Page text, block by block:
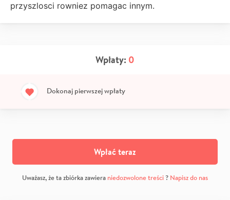
przyszlosci rowniez pomagac innym.
Wpłaty: 0
Dokonaj pierwszej wpłaty
Wpłać teraz
Uważasz, że ta zbiórka zawiera niedozwolone treści? Napisz do nas